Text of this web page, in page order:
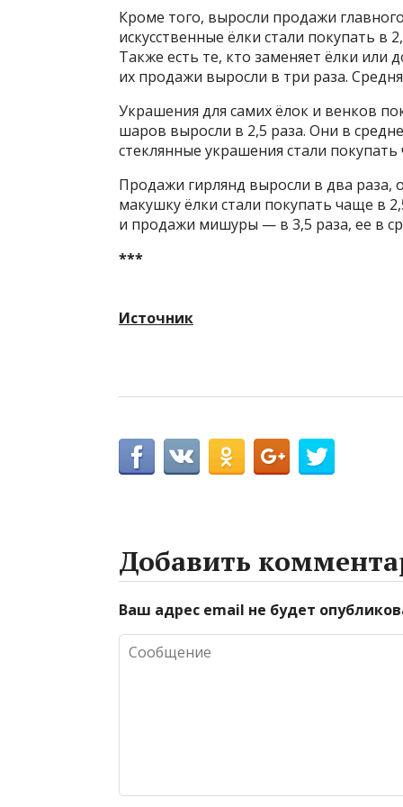
Кроме того, выросли продажи
искусственные ёлки стали покупать в
Также есть те, кто заменяет ёлки
их продажи выросли в три раза.
Украшения для самих ёлок и венков
шаров выросли в 2,5 раза. Они в
стеклянные украшения стали
Продажи гирлянд выросли в два раза,
макушку ёлки стали покупать чаще в
и продажи мишуры — в 3,5 раза, ее в
***
Источник
Добавить
Ваш адрес email не будет